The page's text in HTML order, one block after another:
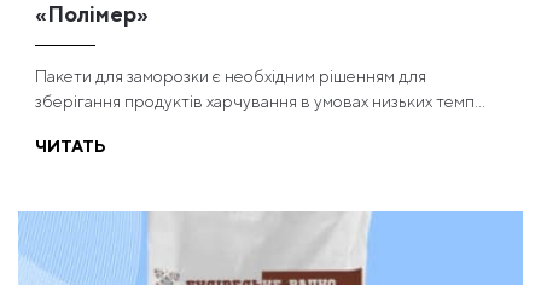
«Полімер»
Пакети для заморозки є необхідним рішенням для
зберігання продуктів харчування в умовах низьких темп...
ЧИТАТЬ